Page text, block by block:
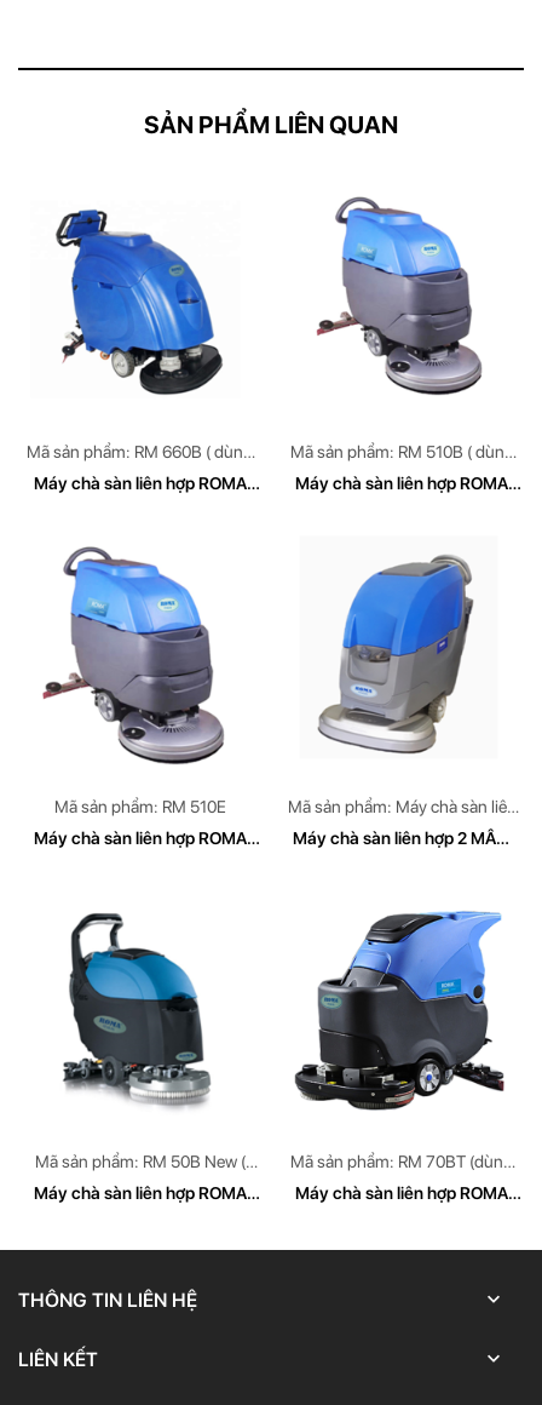
SẢN PHẨM LIÊN QUAN
Mã sản phẩm: RM 660B ( dùng
bình Accquy)
Máy chà sàn liên hợp ROMA
Mã sản phẩm: RM 510B ( dùng
bình Accquy)
Máy chà sàn liên hợp ROMA
Mã sản phẩm: RM 510E
Máy chà sàn liên hợp ROMA
Mã sản phẩm: Máy chà sàn liên
hợp 2 MÂM ROMA
Máy chà sàn liên hợp 2 MÂM
Mã sản phẩm: RM 50B New (
dùng bình Accquy)
Máy chà sàn liên hợp ROMA
Mã sản phẩm: RM 70BT (dùng
bình Accquy)
Máy chà sàn liên hợp ROMA
THÔNG TIN LIÊN HỆ
LIÊN KẾT